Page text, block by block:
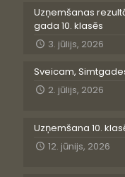
Uzņemšanas
gada 10. klasēs
3. jūlijs, 2026
Sveicam,
2. jūlijs, 2026
Uzņemšana 10.
12. jūnijs, 2026